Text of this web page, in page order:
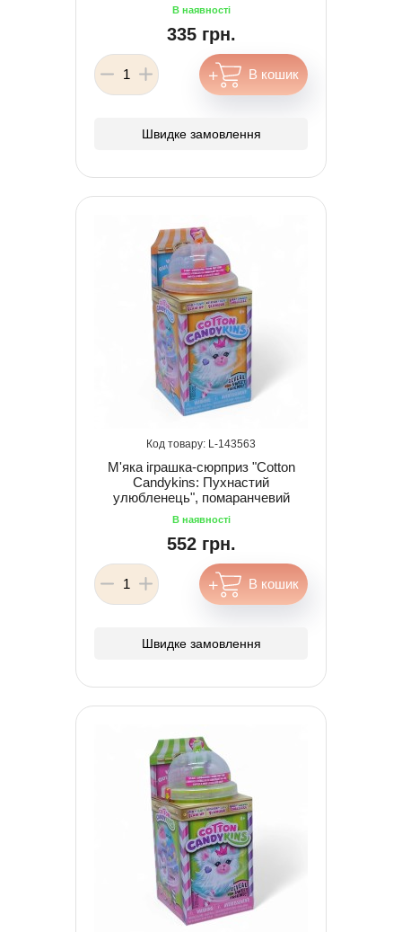
335 грн.
Швидке замовлення
143563
М'яка іграшка-сюрприз "Cotton
Candykins: Пухнастий
улюбленець", помаранчевий
552 грн.
Швидке замовлення